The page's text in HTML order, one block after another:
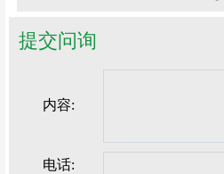
提交问询
内容:
电话: